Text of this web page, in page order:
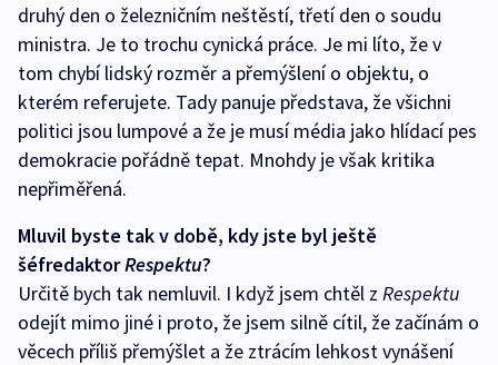
druhý den o železničním neštěstí, třetí den o soudu
ministra. Je to trochu cynická práce. Je mi líto, že v
tom chybí lidský rozměr a přemýšlení o objektu, o
kterém referujete. Tady panuje představa, že všichni
politici jsou lumpové a že je musí média jako hlídací pes
demokracie pořádně tepat. Mnohdy je však kritika
nepřiměřená.
Mluvil byste tak v době, kdy jste byl ještě
šéfredaktorRespektu?
Určitě bych tak nemluvil. I když jsem chtěl z Respektu
odejít mimo jiné i proto, že jsem silně cítil, že začínám o
věcech příliš přemýšlet a že ztrácím lehkost vynášení